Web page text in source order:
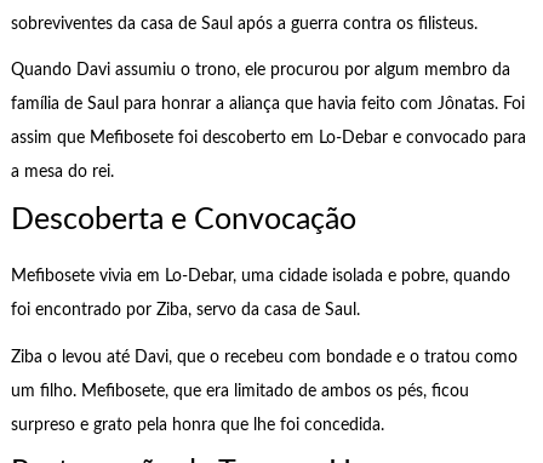
sobreviventes da casa de Saul após a guerra contra os filisteus.
Quando Davi assumiu o trono, ele procurou por algum membro da
família de Saul para honrar a aliança que havia feito com Jônatas. Foi
assim que Mefibosete foi descoberto em Lo-Debar e convocado para
a mesa do rei.
Descoberta e Convocação
Mefibosete vivia em Lo-Debar, uma cidade isolada e pobre, quando
foi encontrado por Ziba, servo da casa de Saul.
Ziba o levou até Davi, que o recebeu com bondade e o tratou como
um filho. Mefibosete, que era limitado de ambos os pés, ficou
surpreso e grato pela honra que lhe foi concedida.